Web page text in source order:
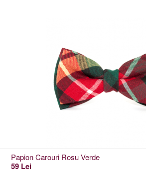
Papion Carouri Rosu Verde
59 Lei